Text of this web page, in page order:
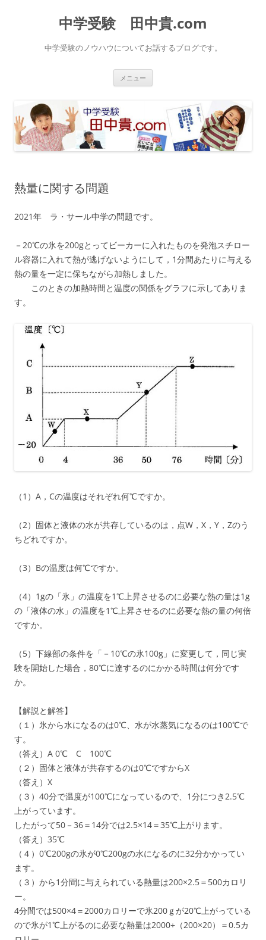
中学受験 田中貴.com
中学受験のノウハウについてお話するブログです。
メニュー
ス
キ
ッ
プ
熱量に関する問題
2021年 ラ・サール中学の問題です。
－20℃の氷を200gとってビーカーに入れたものを発泡スチロー
ル容器に入れて熱が逃げないようにして，1分間あたりに与える
熱の量を一定に保ちながら加熱しました。
このときの加熱時間と温度の関係をグラフに示してありま
す。
（1）A，Cの温度はそれぞれ何℃ですか。
（2）固体と液体の水が共存しているのは，点W，X，Y，Zのう
ちどれですか。
（3）Bの温度は何℃ですか。
（4）1gの「氷」の温度を1℃上昇させるのに必要な熱の量は1g
の「液体の水」の温度を1℃上昇させるのに必要な熱の量の何倍
ですか。
（5）下線部の条件を「－10℃の氷100g」に変更して，同じ実
験を開始した場合，80℃に達するのにかかる時間は何分です
か。
【解説と解答】
（１）氷から水になるのは0℃、水が水蒸気になるのは100℃で
す。
（答え）A 0℃ C 100℃
（２）固体と液体が共存するのは0℃ですからX
（答え）X
（３）40分で温度が100℃になっているので、1分につき2.5℃
上がっています。
したがって50－36＝14分では2.5×14＝35℃上がります。
（答え）35℃
（４）0℃200gの氷が0℃200gの水になるのに32分かかってい
ます。
（３）から1分間に与えられている熱量は200×2.5＝500カロリ
ー。
4分間では500×4＝2000カロリーで氷200ｇが20℃上がっている
ので氷が1℃上がるのに必要な熱量は2000÷（200×20）＝0.5カ